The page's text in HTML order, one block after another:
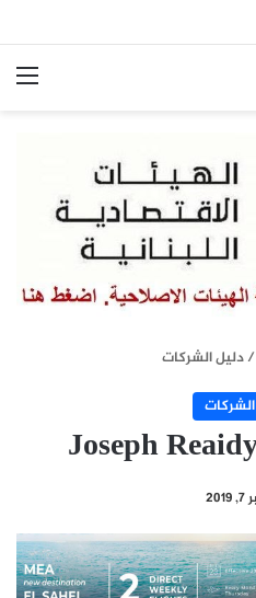
/دليل الشركات
Joseph